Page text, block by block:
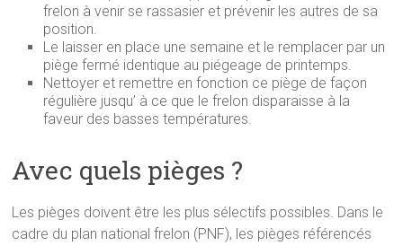
frelon à venir se rassasier et prévenir les autres de sa
position.
Le laisser en place une semaine et le remplacer par un
piège fermé identique au piégeage de printemps.
Nettoyer et remettre en fonction ce piège de façon
régulière jusqu’ à ce que le frelon disparaisse à la
faveur des basses températures.
Avec quels pièges ?
Les pièges doivent être les plus sélectifs possibles. Dans le
cadre du plan national frelon (PNF), les pièges référencés